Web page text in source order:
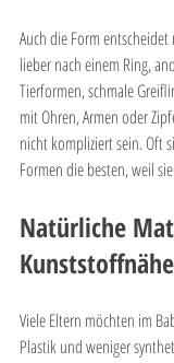
Auch die Form
lieber nach einem Ring,
Tierformen, schmale
mit Ohren, Armen oder
nicht kompliziert sein. Oft
Formen die besten, weil
Natürliche
Kunststoffnähe
Viele Eltern möchten im
Plastik und weniger